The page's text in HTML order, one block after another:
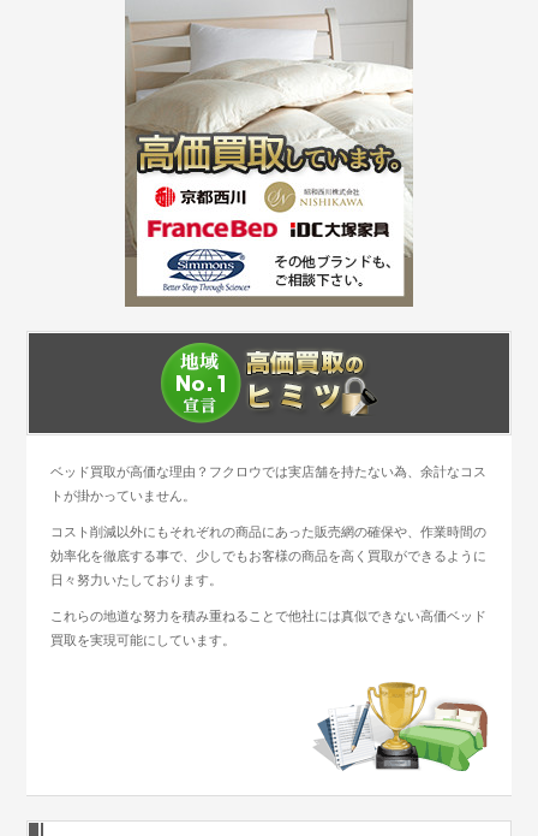
ベッド買取が高価な理由？フクロウでは実店舗を持たない為、余計なコス
トが掛かっていません。
コスト削減以外にもそれぞれの商品にあった販売網の確保や、作業時間の
効率化を徹底する事で、少しでもお客様の商品を高く買取ができるように
日々努力いたしております。
これらの地道な努力を積み重ねることで他社には真似できない高価ベッド
買取を実現可能にしています。